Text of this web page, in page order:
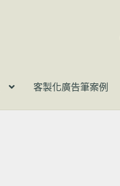
客製化廣告筆案例